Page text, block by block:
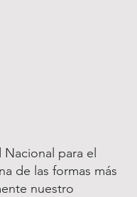
para el
de las formas más
nuestro